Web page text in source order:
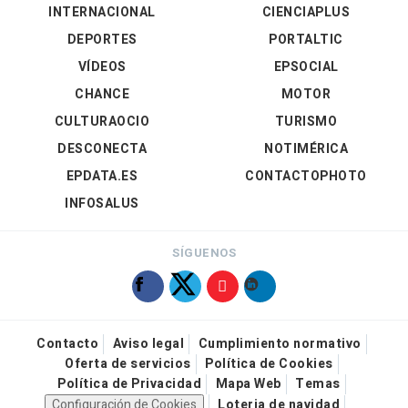
INTERNACIONAL
DEPORTES
VÍDEOS
CIENCIAPLUS
PORTALTIC
EPSOCIAL
CHANCE
CULTURAOCIO
DESCONECTA
EPDATA.ES
INFOSALUS
MOTOR
TURISMO
NOTIMÉRICA
CONTACTOPHOTO
SÍGUENOS
Contacto Aviso legal
Cumplimiento normativo
Oferta de servicios
Política de Cookies
Política de Privacidad
Mapa Web
Temas